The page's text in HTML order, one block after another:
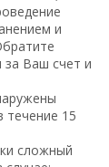
и
за Ваш счет и
течение 15
сложный